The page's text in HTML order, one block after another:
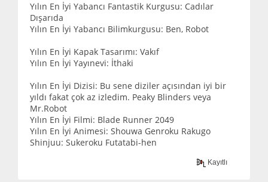
Yılın En İyi Yabancı Fantastik Kurgusu: Cadılar
Dışarıda
Yılın En İyi Yabancı Bilimkurgusu: Ben, Robot
Yılın En İyi Kapak Tasarımı: Vakıf
Yılın En İyi Yayınevi: İthaki
Yılın En İyi Dizisi: Bu sene diziler açısından iyi bir
yıldı fakat çok az izledim. Peaky Blinders veya
Mr.Robot
Yılın En İyi Filmi: Blade Runner 2049
Yılın En İyi Animesi: Shouwa Genroku Rakugo
Shinjuu: Sukeroku Futatabi-hen
Kayıtlı